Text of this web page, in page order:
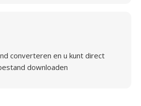
converteren en u kunt direct
downloaden